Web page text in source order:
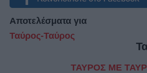
Αποτελέσματα για
Ταύρος-Ταύρος
ΤΑΥΡΟΣ ΜΕ